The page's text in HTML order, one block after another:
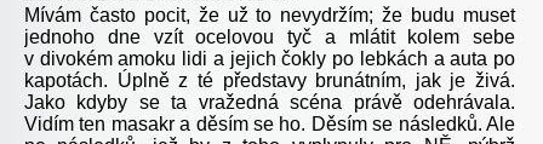
Mívám často pocit, že už to nevydržím; že budu muset
jednoho dne vzít ocelovou tyč a mlátit kolem sebe
v divokém amoku lidi a jejich čokly po lebkách a auta po
kapotách. Úplně z té představy brunátním, jak je živá.
Jako kdyby se ta vražedná scéna právě odehrávala.
Vidím ten masakr a děsím se ho. Děsím se následků. Ale